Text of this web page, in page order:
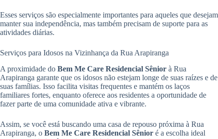
Esses serviços são especialmente importantes para aqueles que desejam
manter sua independência, mas também precisam de suporte para as
atividades diárias.
Serviços para Idosos na Vizinhança da Rua Arapiranga
A proximidade do Bem Me Care Residencial Sênior à Rua
Arapiranga garante que os idosos não estejam longe de suas raízes e de
suas famílias. Isso facilita visitas frequentes e mantém os laços
familiares fortes, enquanto oferece aos residentes a oportunidade de
fazer parte de uma comunidade ativa e vibrante.
Assim, se você está buscando uma casa de repouso próxima à Rua
Arapiranga, o Bem Me Care Residencial Sênior é a escolha ideal